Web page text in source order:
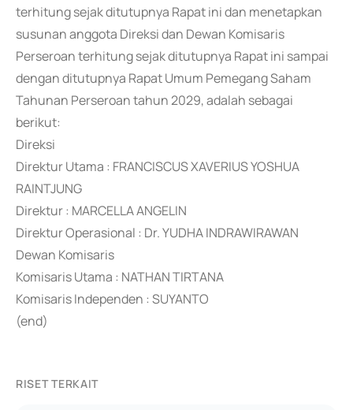
terhitung sejak ditutupnya Rapat ini dan menetapkan
susunan anggota Direksi dan Dewan Komisaris
Perseroan terhitung sejak ditutupnya Rapat ini sampai
dengan ditutupnya Rapat Umum Pemegang Saham
Tahunan Perseroan tahun 2029, adalah sebagai
berikut:
Direksi
Direktur Utama : FRANCISCUS XAVERIUS YOSHUA
RAINTJUNG
Direktur : MARCELLA ANGELIN
Direktur Operasional : Dr. YUDHA INDRAWIRAWAN
Dewan Komisaris
Komisaris Utama : NATHAN TIRTANA
Komisaris Independen : SUYANTO
(end)
RISET TERKAIT